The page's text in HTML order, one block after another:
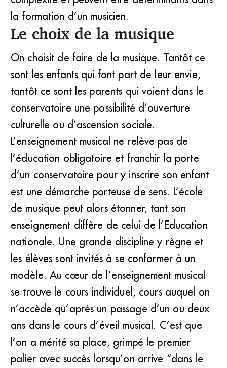
la formation d’un musicien.
Le choix de la musique
On choisit de faire de la musique. Tantôt ce
sont les enfants qui font part de leur envie,
tantôt ce sont les parents qui voient dans le
conservatoire une possibilité d’ouverture
culturelle ou d’ascension sociale.
L’enseignement musical ne relève pas de
l’éducation obligatoire et franchir la porte
d’un conservatoire pour y inscrire son enfant
est une démarche porteuse de sens. L’école
de musique peut alors étonner, tant son
enseignement diffère de celui de l’Education
nationale. Une grande discipline y règne et
les élèves sont invités à se conformer à un
modèle. Au cœur de l’enseignement musical
se trouve le cours individuel, cours auquel on
n’accède qu’après un passage d’un ou deux
ans dans le cours d’éveil musical. C’est que
l’on a mérité sa place, grimpé le premier
palier avec succès lorsqu’on arrive “dans le